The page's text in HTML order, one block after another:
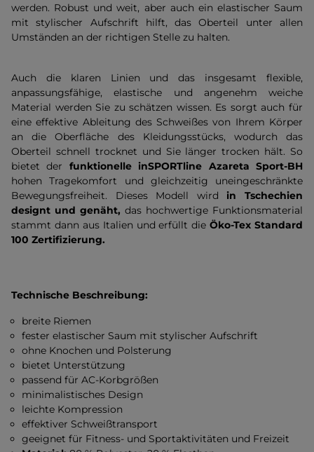
werden. Robust und weit, aber auch ein elastischer Saum
mit stylischer Aufschrift hilft, das Oberteil unter allen
Umständen an der richtigen Stelle zu halten.
Auch die klaren Linien und das insgesamt flexible,
anpassungsfähige, elastische und angenehm weiche
Material werden Sie zu schätzen wissen. Es sorgt auch für
eine effektive Ableitung des Schweißes von Ihrem Körper
an die Oberfläche des Kleidungsstücks, wodurch das
Oberteil schnell trocknet und Sie länger trocken hält. So
bietet der funktionelle inSPORTline Azareta Sport-BH
hohen Tragekomfort und gleichzeitig uneingeschränkte
Bewegungsfreiheit. Dieses Modell wird in Tschechien
designt und genäht, das hochwertige Funktionsmaterial
stammt dann aus Italien und erfüllt dieÖko-Tex Standard
100 Zertifizierung.
Technische Beschreibung:
breite Riemen
fester elastischer Saum mit stylischer Aufschrift
ohne Knochen und Polsterung
bietet Unterstützung
passend für AC-Korbgrößen
minimalistisches Design
leichte Kompression
effektiver Schweißtransport
geeignet für Fitness- und Sportaktivitäten und Freizeit